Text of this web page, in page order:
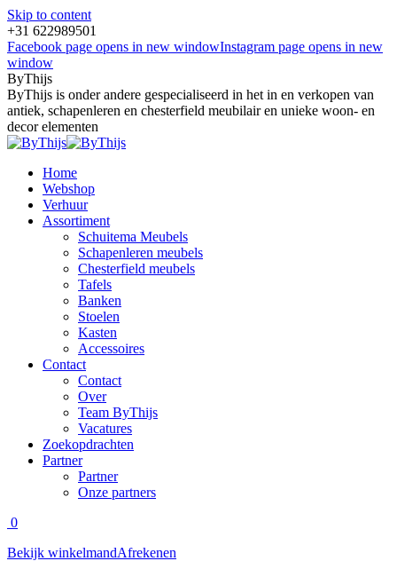
Skip to content
+31 622989501
Facebook page opens in new windowInstagram page opens in new
window
ByThijs
ByThijs is onder andere gespecialiseerd in het in en verkopen van
antiek, schapenleren en chesterfield meubilair en unieke woon- en
decor elementen
Home
Webshop
Verhuur
Assortiment
Schuitema Meubels
Schapenleren meubels
Chesterfield meubels
Tafels
Banken
Stoelen
Kasten
Accessoires
Contact
Contact
Over
Team ByThijs
Vacatures
Zoekopdrachten
Partner
Partner
Onze partners
0
Bekijk winkelmandAfrekenen